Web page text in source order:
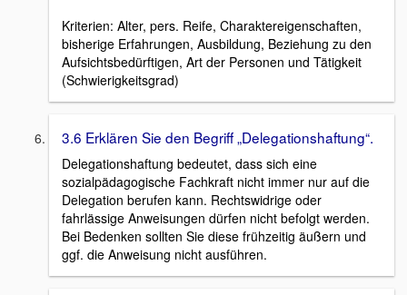
Kriterien: Alter, pers. Reife, Charaktereigenschaften,
bisherige Erfahrungen, Ausbildung, Beziehung zu den
Aufsichtsbedürftigen, Art der Personen und Tätigkeit
(Schwierigkeitsgrad)
3.6 Erklären Sie den Begriff „Delegationshaftung“.
Delegationshaftung bedeutet, dass sich eine
sozialpädagogische Fachkraft nicht immer nur auf die
Delegation berufen kann. Rechtswidrige oder
fahrlässige Anweisungen dürfen nicht befolgt werden.
Bei Bedenken sollten Sie diese frühzeitig äußern und
ggf. die Anweisung nicht ausführen.